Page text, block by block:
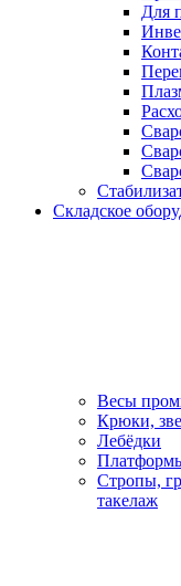
Для
Складское
Весы
Крюки,
Лебёдки
Стропы,
такелаж